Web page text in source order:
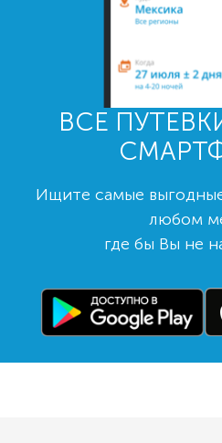
ВСЕ
Ищите самые
любом
где бы Вы не